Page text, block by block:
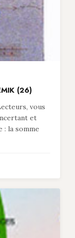
(26)
vous
et
: la somme